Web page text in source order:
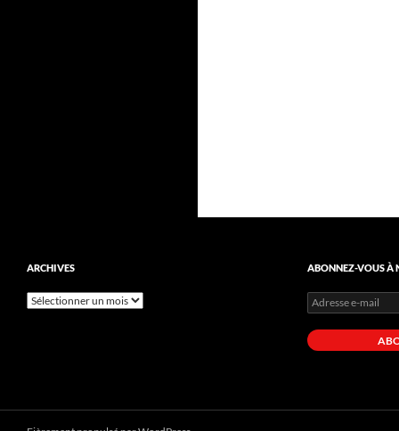
ARCHIVES
Archives
ABONNEZ-VOUS À
Adresse
e-
mail